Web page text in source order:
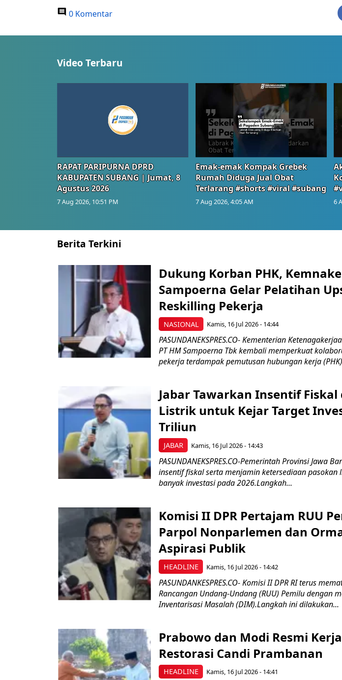
0 Komentar
Video Terbaru
RAPAT PARIPURNA DPRD
KABUPATEN SUBANG | Jumat, 8
Agustus 2026
7 Aug 2026, 10:51 PM
Emak-emak Kompak Grebek
Rumah Diduga Jual Obat
Terlarang #shorts #viral #subang
7 Aug 2026, 4:05 AM 6
Berita Terkini
NASIONAL
Dukung Korban PHK,
Sampoerna Gelar Pelatihan
Reskilling Pekerja
Kamis, 16 Jul 2026 - 14:44
PASUNDANEKSPRES.CO- Kementerian
PT HM Sampoerna Tbk kembali memperkuat
pekerja terdampak pemutusan hubungan kerja
JABAR
Jabar Tawarkan Insentif Fiskal
Listrik untuk Kejar Target
Triliun
Kamis, 16 Jul 2026 - 14:43
PASUNDANEKSPRES.CO-Pemerintah Provinsi Jawa
insentif fiskal serta menjamin ketersediaan
banyak investasi pada 2026.Langkah...
HEADLINE
Komisi II DPR Pertajam RUU
Parpol Nonparlemen dan
Aspirasi Publik
Kamis, 16 Jul 2026 - 14:42
PASUNDANKESPRES.CO- Komisi II DPR RI terus
Rancangan Undang-Undang (RUU) Pemilu dengan
Inventarisasi Masalah (DIM).Langkah ini dilakukan...
HEADLINE
Prabowo dan Modi Resmi
Restorasi Candi Prambanan
Kamis, 16 Jul 2026 - 14:41